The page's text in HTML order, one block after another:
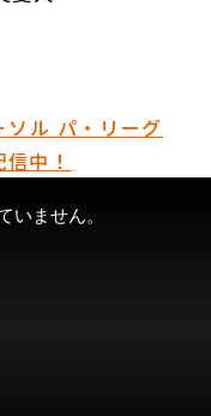
ソル パ・リーグ
中！